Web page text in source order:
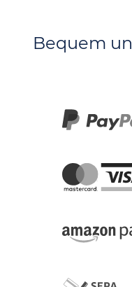
Bequem